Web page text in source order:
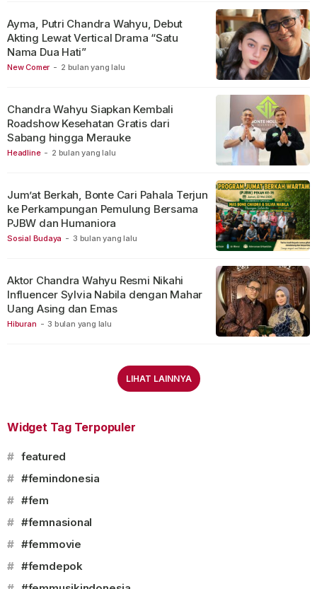
New Comer - 2 bulan yang lalu
Ayma, Putri Chandra Wahyu, Debut
Akting Lewat Vertical Drama “Satu
Nama Dua Hati”
Headline - 2 bulan yang lalu
Chandra Wahyu Siapkan Kembali
Roadshow Kesehatan Gratis dari
Sabang hingga Merauke
Sosial Budaya - 3 bulan yang lalu
Jum’at Berkah, Bonte Cari Pahala Terjun
ke Perkampungan Pemulung Bersama
PJBW dan Humaniora
Hiburan - 3 bulan yang lalu
Aktor Chandra Wahyu Resmi Nikahi
Influencer Sylvia Nabila dengan Mahar
Uang Asing dan Emas
LIHAT LAINNYA
Widget Tag Terpopuler
# featured
# #femindonesia
# #fem
# #femnasional
# #femmovie
# #femdepok